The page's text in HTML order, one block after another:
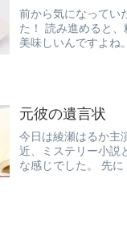
前から気になってい
た！ 読み進めると、糖質＝悪、みたいな感じがしてきます（＾－＾； ただ、白米って
元彼の遺言状
今日は綾瀬はるか主演のドラマ「
近、ミステリー小説とい
な感